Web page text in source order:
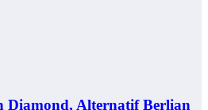
Diamond, Alternatif Berlian